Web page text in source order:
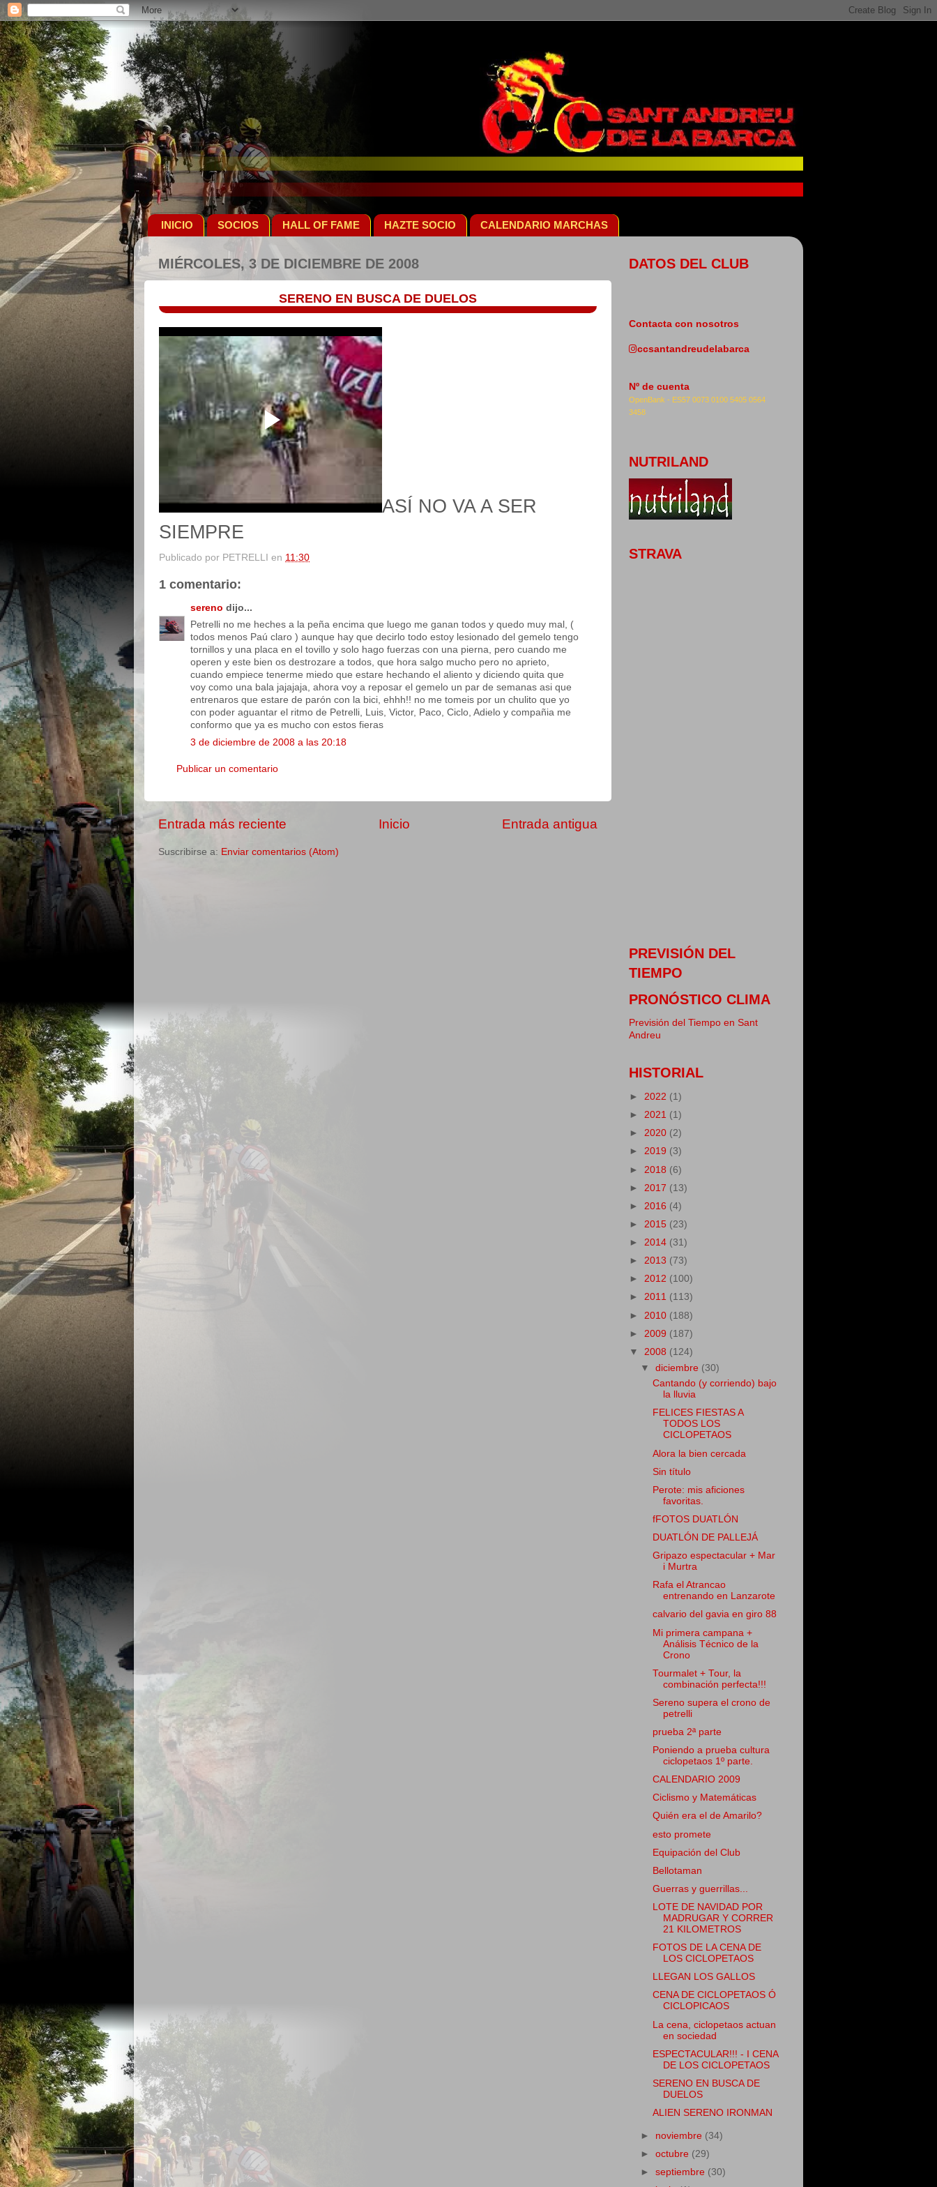
INICIO SOCIOS HALL OF FAME HAZTE SOCIO CALENDARIO MARCHAS
MIÉRCOLES, 3 DE DICIEMBRE DE 2008
SERENO EN BUSCA DE DUELOS
ASÍ NO VA A SER
SIEMPRE
Publicado por PETRELLI en 11:30
1 comentario:
sereno dijo...
Petrelli no me heches a la peña encima que luego me ganan todos y quedo muy mal, (
todos menos Paú claro ) aunque hay que decirlo todo estoy lesionado del gemelo tengo
tornillos y una placa en el tovillo y solo hago fuerzas con una pierna, pero cuando me
operen y este bien os destrozare a todos, que hora salgo mucho pero no aprieto,
cuando empiece tenerme miedo que estare hechando el aliento y diciendo quita que
voy como una bala jajajaja, ahora voy a reposar el gemelo un par de semanas asi que
entrenaros que estare de parón con la bici, ehhh!! no me tomeis por un chulito que yo
con poder aguantar el ritmo de Petrelli, Luis, Victor, Paco, Ciclo, Adielo y compañia me
conformo que ya es mucho con estos fieras
3 de diciembre de 2008 a las 20:18
Publicar un comentario
Entrada más reciente Entrada antigua
Inicio
Suscribirse a: Enviar comentarios (Atom)
DATOS DEL CLUB
Contacta con nosotros
ccsantandreudelabarca
Nº de cuenta
OpenBank - ES57 0073 0100 5405 0564
3458
NUTRILAND
STRAVA
PREVISIÓN DEL
TIEMPO
PRONÓSTICO CLIMA
Previsión del Tiempo en Sant
Andreu
HISTORIAL
► 2022 (1)
► 2021 (1)
► 2020 (2)
► 2019 (3)
► 2018 (6)
► 2017 (13)
► 2016 (4)
► 2015 (23)
► 2014 (31)
► 2013 (73)
► 2012 (100)
► 2011 (113)
► 2010 (188)
► 2009 (187)
▼ 2008 (124)
▼diciembre (30)
Cantando (y corriendo) bajo
la lluvia
FELICES FIESTAS A
TODOS LOS
CICLOPETAOS
Alora la bien cercada
Sin título
Perote: mis aficiones
favoritas.
fFOTOS DUATLÓN
DUATLÓN DE PALLEJÁ
Gripazo espectacular + Mar
i Murtra
Rafa el Atrancao
entrenando en Lanzarote
calvario del gavia en giro 88
Mi primera campana +
Análisis Técnico de la
Crono
Tourmalet + Tour, la
combinación perfecta!!!
Sereno supera el crono de
petrelli
prueba 2ª parte
Poniendo a prueba cultura
ciclopetaos 1º parte.
CALENDARIO 2009
Ciclismo y Matemáticas
Quién era el de Amarilo?
esto promete
Equipación del Club
Bellotaman
Guerras y guerrillas...
LOTE DE NAVIDAD POR
MADRUGAR Y CORRER
21 KILOMETROS
FOTOS DE LA CENA DE
LOS CICLOPETAOS
LLEGAN LOS GALLOS
CENA DE CICLOPETAOS Ó
CICLOPICAOS
La cena, ciclopetaos actuan
en sociedad
ESPECTACULAR!!! - I CENA
DE LOS CICLOPETAOS
SERENO EN BUSCA DE
DUELOS
ALIEN SERENO IRONMAN
► noviembre (34)
►octubre (29)
►septiembre (30)